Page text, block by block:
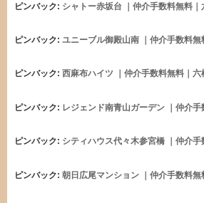
ピンバック: シャトー赤坂台 ｜仲介手数料無料｜
ピンバック: ユニーブル御殿山南 ｜仲介手数料
ピンバック: 西麻布ハイツ ｜仲介手数料無料｜六
ピンバック: レジェンド南青山ガーデン ｜仲介
ピンバック: シティハウス代々木参宮橋 ｜仲介
ピンバック: 朝日広尾マンション ｜仲介手数料